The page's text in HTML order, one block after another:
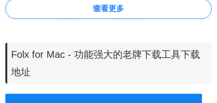
查看更多
Folx for Mac - 功能强大的老牌下载工具下载
地址